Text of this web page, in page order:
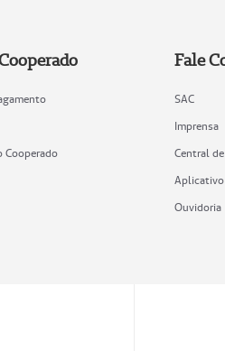
Cooperado
Fale
SAC
Imprensa
Central
Aplicativo
Ouvidoria